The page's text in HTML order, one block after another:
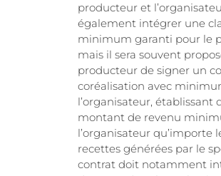
producteur et
également intégrer une
minimum garanti pour le
mais il sera souvent
producteur de signer un
coréalisation avec
l’organisateur, établissant
montant de revenu
l’organisateur qu’importe
recettes générées par le
contrat doit notamment